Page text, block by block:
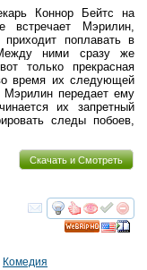
Коннор Бейтс на
встречает Мэрилин,
приходит поплавать в
ними сразу же
только прекрасная
время их следующей
Мэрилин передает ему
их запретный
следы побоев,
Скачать и Смотреть
смотреть
Комедия